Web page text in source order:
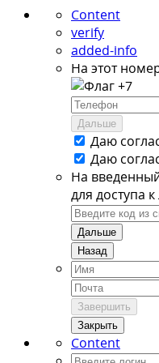
Content
verify
added-info
На этот
+7
Дальше
Даю
Даю
На
для доступа
Дальше
Назад
Завершить
Закрыть
Content